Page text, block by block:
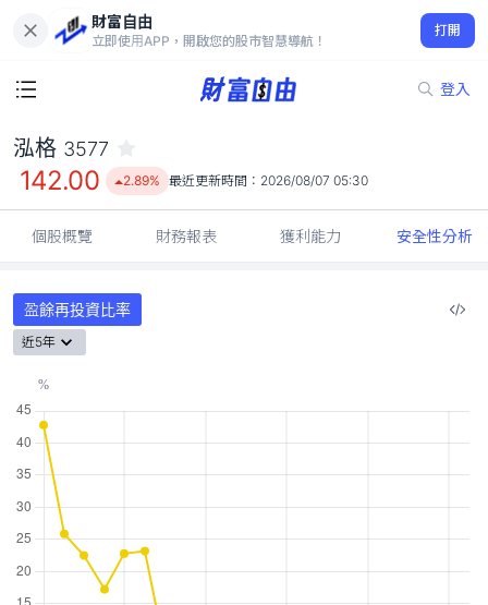
財富自由
立即使用APP，開啟您的股市智慧導航！
打開
登入
142.00
2.89%
泓格 3577
142.00 2.89% 最近更新時間： 2026/08/07 05:30
個股概覽 財務報表 獲利能力 安全性分析
盈餘再投資比率
近5年